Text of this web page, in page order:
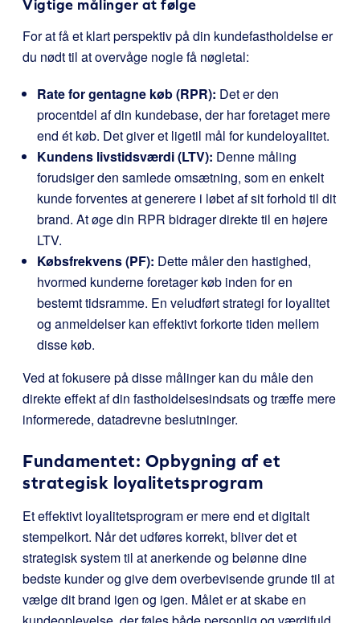
Vigtige målinger at følge
For at få et klart perspektiv på din kundefastholdelse er
du nødt til at overvåge nogle få nøgletal:
Rate for gentagne køb (RPR): Det er den
procentdel af din kundebase, der har foretaget mere
end ét køb. Det giver et ligetil mål for kundeloyalitet.
Kundens livstidsværdi (LTV): Denne måling
forudsiger den samlede omsætning, som en enkelt
kunde forventes at generere i løbet af sit forhold til dit
brand. At øge din RPR bidrager direkte til en højere
LTV.
Købsfrekvens (PF): Dette måler den hastighed,
hvormed kunderne foretager køb inden for en
bestemt tidsramme. En veludført strategi for loyalitet
og anmeldelser kan effektivt forkorte tiden mellem
disse køb.
Ved at fokusere på disse målinger kan du måle den
direkte effekt af din fastholdelsesindsats og træffe mere
informerede, datadrevne beslutninger.
Fundamentet: Opbygning af et
strategisk loyalitetsprogram
Et effektivt loyalitetsprogram er mere end et digitalt
stempelkort. Når det udføres korrekt, bliver det et
strategisk system til at anerkende og belønne dine
bedste kunder og give dem overbevisende grunde til at
vælge dit brand igen og igen. Målet er at skabe en